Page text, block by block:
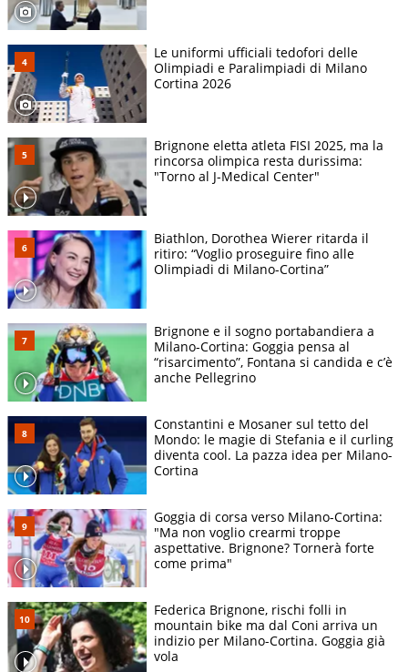
Le uniformi ufficiali tedofori delle
Olimpiadi e Paralimpiadi di Milano
Cortina 2026
Brignone eletta atleta FISI 2025, ma la
rincorsa olimpica resta durissima:
"Torno al J-Medical Center"
Biathlon, Dorothea Wierer ritarda il
ritiro: “Voglio proseguire fino alle
Olimpiadi di Milano-Cortina”
Brignone e il sogno portabandiera a
Milano-Cortina: Goggia pensa al
“risarcimento”, Fontana si candida e c’è
anche Pellegrino
Constantini e Mosaner sul tetto del
Mondo: le magie di Stefania e il curling
diventa cool. La pazza idea per Milano-
Cortina
Goggia di corsa verso Milano-Cortina:
"Ma non voglio crearmi troppe
aspettative. Brignone? Tornerà forte
come prima"
Federica Brignone, rischi folli in
mountain bike ma dal Coni arriva un
indizio per Milano-Cortina. Goggia già
vola